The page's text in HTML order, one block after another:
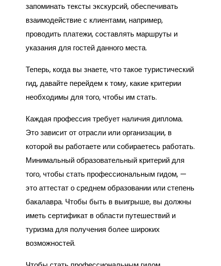
запоминать тексты экскурсий, обеспечивать
взаимодействие с клиентами, например,
проводить платежи, составлять маршруты и
указания для гостей данного места.
Теперь, когда вы знаете, что такое туристический
гид, давайте перейдем к тому, какие критерии
необходимы для того, чтобы им стать.
Каждая профессия требует наличия диплома.
Это зависит от отрасли или организации, в
которой вы работаете или собираетесь работать.
Минимальный образовательный критерий для
того, чтобы стать профессиональным гидом, —
это аттестат о среднем образовании или степень
бакалавра. Чтобы быть в выигрыше, вы должны
иметь сертификат в области путешествий и
туризма для получения более широких
возможностей.